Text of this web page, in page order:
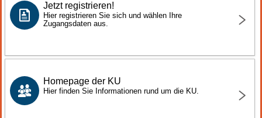
Jetzt registrieren!
Hier registrieren Sie sich und wählen Ihre
Zugangsdaten aus.
Homepage der KU
Hier finden Sie Informationen rund um die KU.